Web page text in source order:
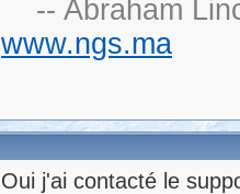
-- Abraham
www.ngs.ma
Oui j'ai contacté le